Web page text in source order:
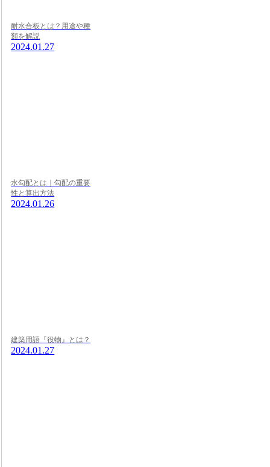
耐水合板とは？用途や種
類を解説
2024.01.27
水勾配とは｜勾配の重要
性と算出方法
2024.01.26
建築用語『役物』とは？
2024.01.27